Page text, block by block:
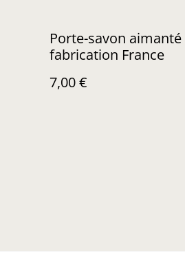
Porte-savon aimanté
fabrication France
7,00 €